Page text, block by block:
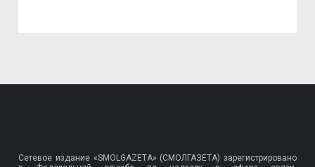
Сетевое издание «SMOLGAZETA» (СМОЛГАЗЕТА) зарегистрировано